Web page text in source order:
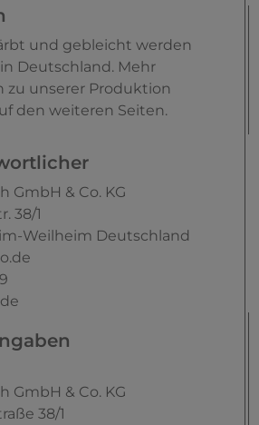
und gebleicht werden
Deutschland. Mehr
zu unserer Produktion
den weiteren Seiten.
GmbH & Co. KG
38/1
Weilheim Deutschland
GmbH & Co. KG
38/1